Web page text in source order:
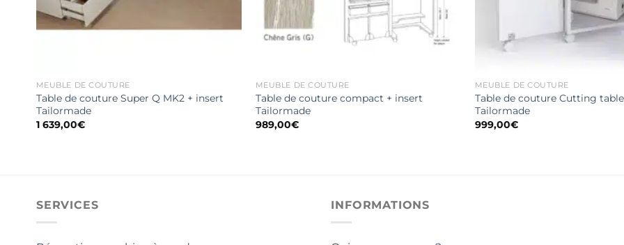
MEUBLE DE COUTURE
Table de couture Super Q MK2 + insert
Tailormade
1 639,00€
MEUBLE DE COUTURE
Table de couture compact + insert
Tailormade
989,00€
MEUBLE DE COUTURE
Table de couture Cutting
Tailormade
999,00€
SERVICES INFORMATIONS